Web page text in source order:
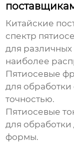
Китайские
спектр
для
наиболее
Пятиосевые
для
точностью.
Пятиосевые
для
формы.